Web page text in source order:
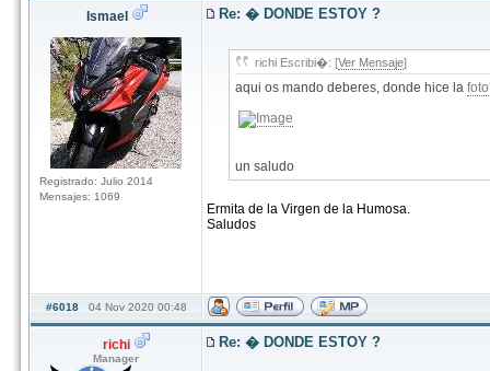
Ismael
Registrado: Julio 2014
Mensajes: 1069
Re: � DONDE ESTOY ?
richi Escribi�: [Ver Mensaje]
aqui os mando deberes, donde hice la foto
un saludo
Ermita de la Virgen de la Humosa.
Saludos
#6018 04 Nov 2020 00:48
richi
Manager
Re: � DONDE ESTOY ?